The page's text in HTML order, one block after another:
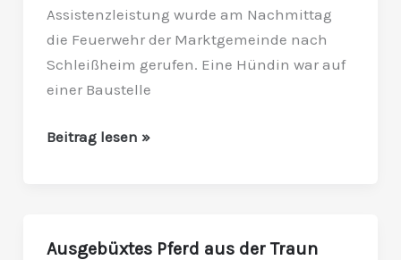
Assistenzleistung wurde am Nachmittag
die Feuerwehr der Marktgemeinde nach
Schleißheim gerufen. Eine Hündin war auf
einer Baustelle
Beitrag lesen »
Ausgebüxtes Pferd aus der Traun
Ausgebüxtes